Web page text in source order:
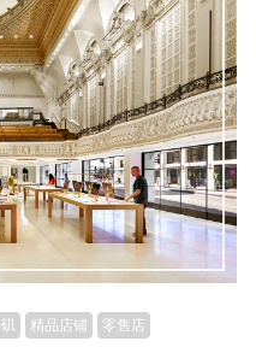
精品店铺 零售店